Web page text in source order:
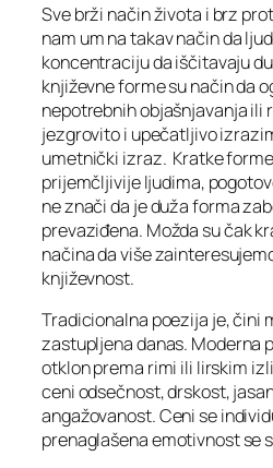
Sve brži način života i brz
nam um na takav način da
koncentraciju da iščitavaju
književne forme su način da
nepotrebnih objašnjavanja ili
jezgrovito i upečatljivo
umetnički izraz. Kratke
prijemčljivije ljudima,
ne znači da je duža forma
prevaziđena. Možda su čak
načina da više
književnost.
Tradicionalna poezija je, čini
zastupljena danas. Moderna
otklon prema rimi ili lirskim
ceni odsečnost, drskost,
angažovanost. Ceni se
prenaglašena emotivnost se